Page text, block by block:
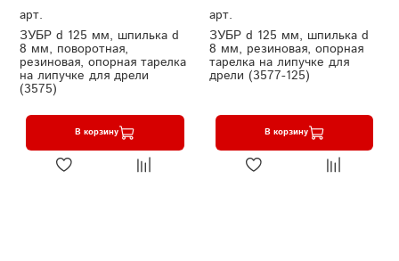
арт.
ЗУБР d 125 мм, шпилька d
8 мм, поворотная,
резиновая, опорная тарелка
на липучке для дрели
(3575)
В корзину
арт.
ЗУБР d 125 мм, шпилька d
8 мм, резиновая, опорная
тарелка на липучке для
дрели (3577-125)
В корзину